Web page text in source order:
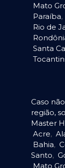
Mato
Paraíba,
Rio de
Santa
Caso
região,
Master
Acre,
Bahia,
Santo,
Mato